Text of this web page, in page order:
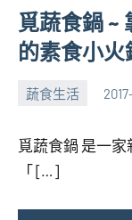
覓蔬食鍋 ~
的素食小火
蔬食生活
張
芋
No
覓蔬食鍋 是一
「 […]